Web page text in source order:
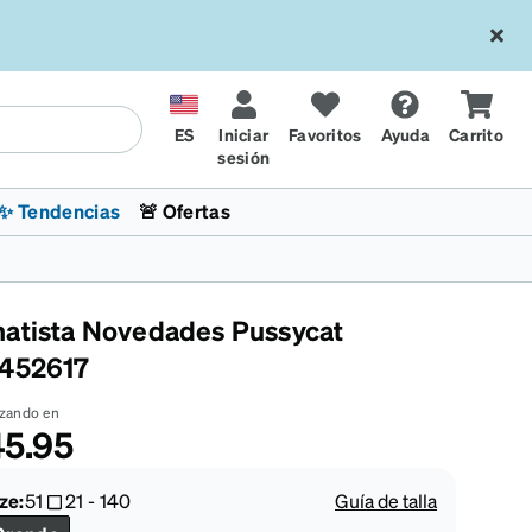
ES
Iniciar
sesión
Favoritos Ayuda Carrito
x Chase Stokes
Tendencias
La sección de tendencias
🚨 Ofertas
Novedades Pussycat
en
51 21 -140
Guía de talla